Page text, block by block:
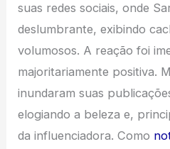
suas redes sociais, onde
deslumbrante, exibindo
volumosos. A reação foi
majoritariamente positiva.
inundaram suas
elogiando a beleza e,
da influenciadora. Como